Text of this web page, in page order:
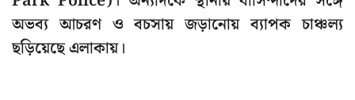
অভব্য আচরণ ও বচসায় জড়ানোয় ব্যাপক চাঞ্চল্য
ছড়িয়েছে এলাকায়।